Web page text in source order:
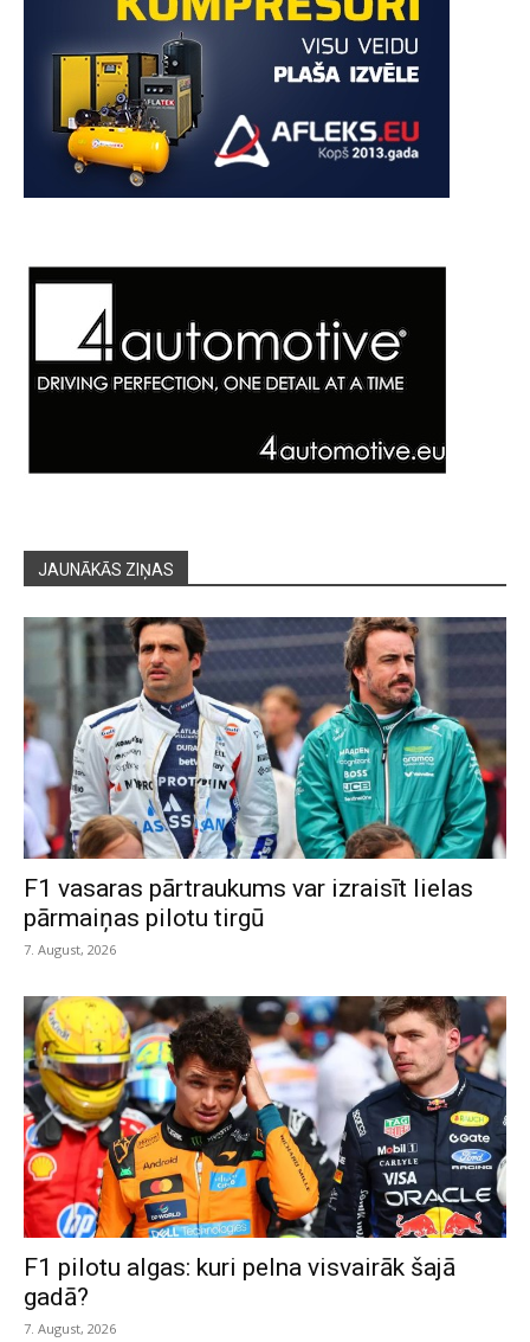
JAUNĀKĀS ZIŅAS
F1 vasaras pārtraukums var izraisīt lielas
pārmaiņas pilotu tirgū
7. August, 2026
F1 pilotu algas: kuri pelna visvairāk šajā
gadā?
7. August, 2026